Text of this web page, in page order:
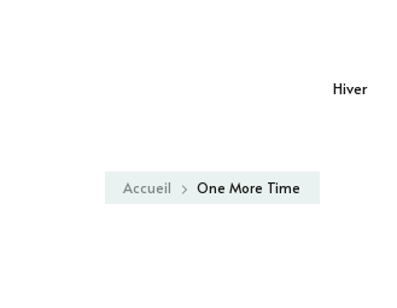
Hiver
Accueil One More Time